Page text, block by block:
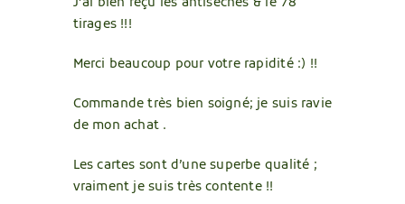
tirages !!!
Merci beaucoup pour votre rapidité :) !!
Commande très bien soigné; je suis ravie
de mon achat .
Les cartes sont d’une superbe qualité ;
vraiment je suis très contente !!